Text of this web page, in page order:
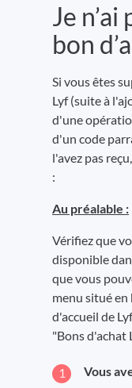
Je
bon
Si vous êtes
Lyf (suite à
d'une
d'un code
l'avez pas
:
Au préalable :
Vérifiez que
disponible
que vous
menu situé en
d'accueil de
"Bons d'achat
Vous